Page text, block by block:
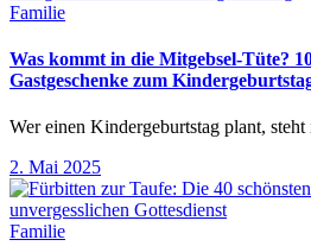
Familie
Was kommt in die Mitgebsel-Tüte?
Gastgeschenke zum
Wer einen Kindergeburtstag plant,
2. Mai 2025
Familie